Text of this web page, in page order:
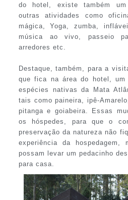
do hotel, existe também
outras atividades como
mágica, Yoga, zumba,
música ao vivo, passeio
arredores etc.
Destaque, também, para a
que fica na área do hotel, um
espécies nativas da Mata
tais como paineira, ipê-
pitanga e goiabeira. Essas
os hóspedes, para que o
preservação da natureza não
experiência da hospedagem,
possam levar um pedacinho
para casa.